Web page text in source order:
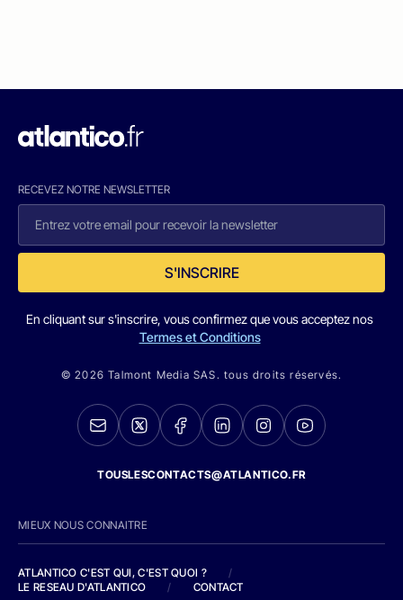
RECEVEZ NOTRE NEWSLETTER
S'INSCRIRE
En cliquant sur s'inscrire, vous confirmez que vous acceptez nos
Termes et Conditions
© 2026 Talmont Media SAS. tous droits réservés.
TOUSLESCONTACTS@ATLANTICO.FR
MIEUX NOUS CONNAITRE
ATLANTICO C'EST QUI, C'EST QUOI ?
/
LE RESEAU D'ATLANTICO
/ CONTACT